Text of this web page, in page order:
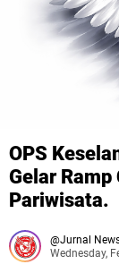
OPS
Gelar Ramp
Pariwisata.
Jurnal
Wednesday,